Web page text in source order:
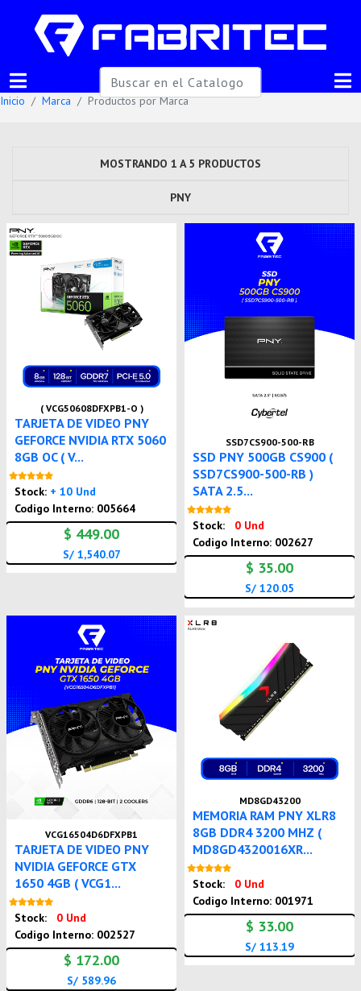
Inicio Marca Productos por Marca
MOSTRANDO 1 A 5 PRODUCTOS
PNY
( VCG50608DFXPB1-O )
TARJETA DE VIDEO PNY
GEFORCE NVIDIA RTX 5060
8GB OC ( V...
Stock: + 10 Und
Codigo Interno: 005664
$ 449.00
S/ 1,540.07
SSD7CS900-500-RB
SSD PNY 500GB CS900 (
SSD7CS900-500-RB )
SATA 2.5...
Stock:
0 Und
Codigo Interno: 002627
$ 35.00
S/ 120.05
VCG16504D6DFXPB1
TARJETA DE VIDEO PNY
NVIDIA GEFORCE GTX
1650 4GB ( VCG1...
Stock:
0 Und
Codigo Interno: 002527
$ 172.00
S/ 589.96
MD8GD43200
MEMORIA RAM PNY XLR8
8GB DDR4 3200 MHZ (
MD8GD4320016XR...
Stock:
0 Und
Codigo Interno: 001971
$ 33.00
S/ 113.19